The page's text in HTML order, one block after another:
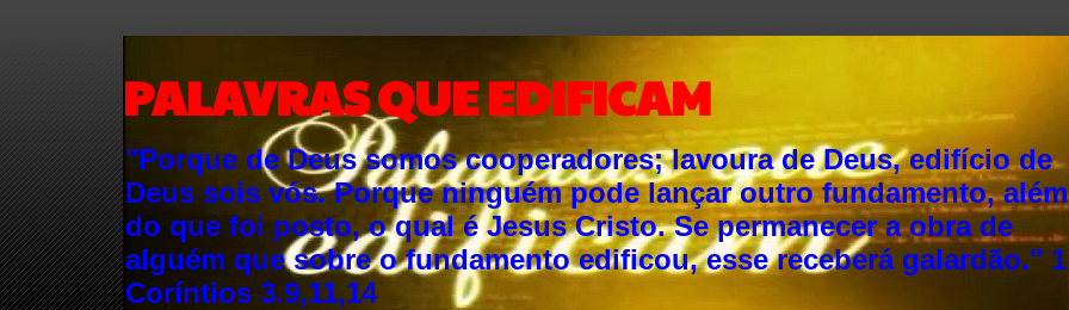
PALAVRAS QUE EDIFICAM
"Porque de Deus somos cooperadores; lavoura de Deus, edifício de
Deus sois vós. Porque ninguém pode lançar outro fundamento, além
do que foi posto, o qual é Jesus Cristo. Se permanecer a obra de
alguém que sobre o fundamento edificou, esse receberá galardão." 1
Coríntios 3.9,11,14